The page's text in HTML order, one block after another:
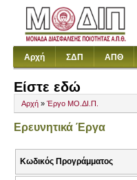
Αρχή ΣΔΠ ΑΠΘ
Είστε εδώ
Αρχή » Έργο ΜΟ.ΔΙ.Π.
Ερευνητικά Έργα
Κωδικός Προγράμματος